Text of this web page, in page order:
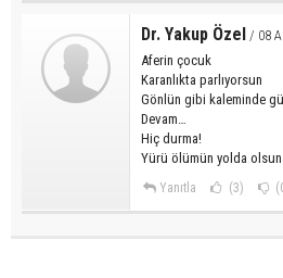
Dr. Yakup Özel / 08
Aferin çocuk
Karanlıkta parlıyorsun
Gönlün gibi kaleminde
Devam…
Hiç durma!
Yürü ölümün yolda olsun
Yanıtla (3)